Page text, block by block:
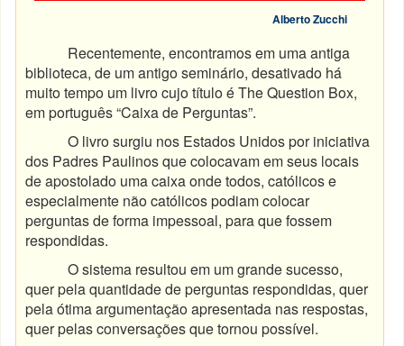
Alberto Zucchi
Recentemente, encontramos em uma antiga
biblioteca, de um antigo seminário, desativado há
muito tempo um livro cujo título é The Question Box,
em português “Caixa de Perguntas”.
O livro surgiu nos Estados Unidos por iniciativa
dos Padres Paulinos que colocavam em seus locais
de apostolado uma caixa onde todos, católicos e
especialmente não católicos podiam colocar
perguntas de forma impessoal, para que fossem
respondidas.
O sistema resultou em um grande sucesso,
quer pela quantidade de perguntas respondidas, quer
pela ótima argumentação apresentada nas respostas,
quer pelas conversações que tornou possível.